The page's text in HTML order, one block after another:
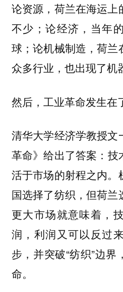
论资源，荷兰在海运上
不少；论经济，当年
球；论机械制造，荷兰
众多行业，也出现了机
然后，工业革命发生在
清华大学经济学教授文
革命》给出了答案： 技
活于市场的射程之内。
国选择了纺织，但荷
更大市场就意味着，
润，利润又可以反过
步，并突破“纺织”边
命。